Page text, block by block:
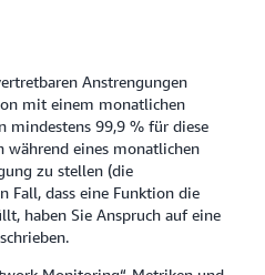
Anstrengungen
mit einem monatlichen
mindestens 99,9 % für diese
während eines monatlichen
zu stellen (die
Fall, dass eine Funktion die
haben Sie Anspruch auf eine